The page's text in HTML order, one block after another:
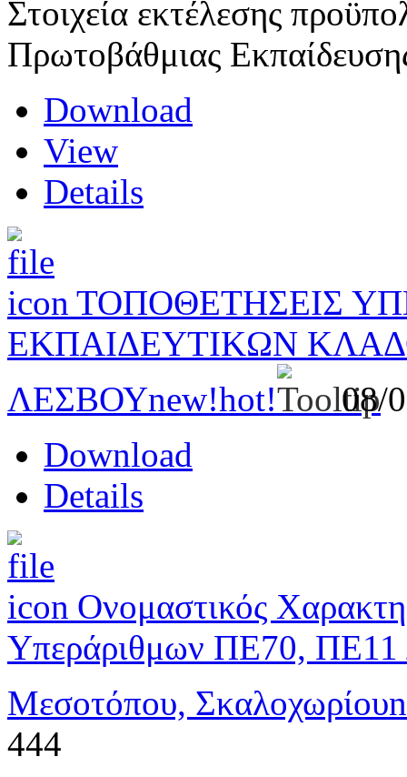
Στοιχεία εκτέλεσης
Πρωτοβάθμιας
Download
View
Details
ΤΟΠΟΘΕΤΗΣΕΙΣ
ΕΚΠΑΙΔΕΥΤΙΚΩΝ
ΛΕΣΒΟΥnew!hot!
08/
Download
Details
Ονομαστικός
Υπεράριθμων ΠΕ70,
Μεσοτόπου, Σκαλοχωρίου
444